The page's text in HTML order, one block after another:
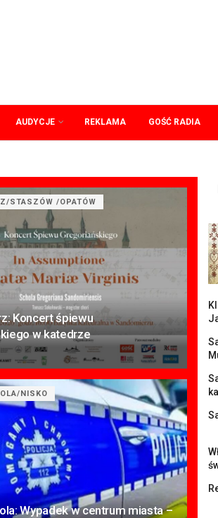
AUDYCJE REKLAMA GOŚĆ RADIA
STASZÓW /OPATÓW
Koncert śpiewu
w katedrze
NISKO
Wypadek w centrum miasta –